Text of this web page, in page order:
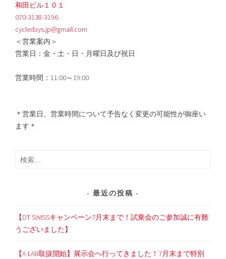
和田ビル１０１
070-3138-3196
cycledays.jp@gmail.com
＜営業案内＞
営業日：金・土・日・月曜日及び祝日
営業時間：11:00～19:00
＊営業日、営業時間について予告なく変更の可能性が御座い
ます＊
検
最近の投稿
【DT SWISSキャンペーン7月末まで！試乗会のご参加誠に有難
うございました】
【X-LAB取扱開始】展示会へ行ってきました！7月末まで特別